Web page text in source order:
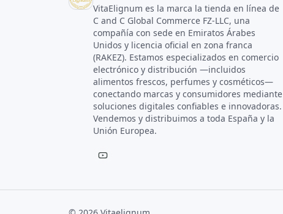
VitaElignum es la marca la tienda en línea de
C and C Global Commerce FZ‑LLC, una
compañía con sede en Emiratos Árabes
Unidos y licencia oficial en zona franca
(RAKEZ). Estamos especializados en comercio
electrónico y distribución —incluidos
alimentos frescos, perfumes y cosméticos—
conectando marcas y consumidores mediante
soluciones digitales confiables e innovadoras.
Vendemos y distribuimos a toda España y la
Unión Europea.